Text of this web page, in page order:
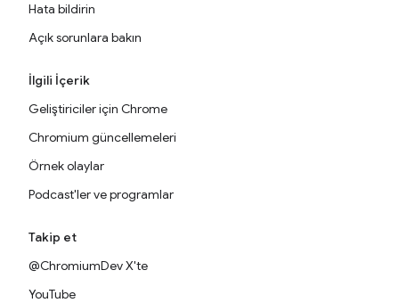
Hata bildirin
Açık sorunlara bakın
İlgili İçerik
Geliştiriciler için Chrome
Chromium güncellemeleri
Örnek olaylar
Podcast'ler ve programlar
Takip et
@ChromiumDev X'te
YouTube